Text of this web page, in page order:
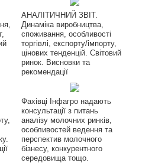
АНАЛІТИЧНИЙ ЗВІТ.
Динаміка виробництва,
споживання, особливості
торгівлі, експорту/імпорту,
цінових тенденцій. Світовий
ринок. Висновки та
рекомендації
Фахівці Інфагро надають
консультації з питань
аналізу молочних ринків,
особливостей ведення та
перспектив молочного
бізнесу, конкурентного
середовища тощо.